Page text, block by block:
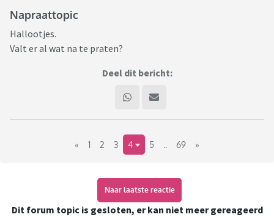
Napraattopic
Hallootjes.
Valt er al wat na te praten?
Deel dit bericht:
« 1 2 3 4 5 69 »
Naar laatste reactie
Dit forum topic is gesloten, er kan niet meer gereageerd